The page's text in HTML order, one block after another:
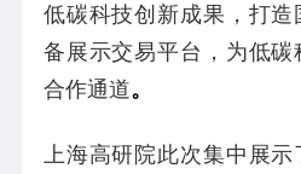
低碳科技创新成果， 打造
备展示交易平台，为低
合作通道。
上海高研院此次集中展